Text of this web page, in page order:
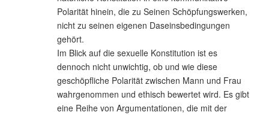
Polarität hinein, die zu Seinen Schöpfungswerken,
nicht zu seinen eigenen Daseinsbedingungen
gehört.
Im Blick auf die sexuelle Konstitution ist es
dennoch nicht unwichtig, ob und wie diese
geschöpfliche Polarität zwischen Mann und Frau
wahrgenommen und ethisch bewertet wird. Es gibt
eine Reihe von Argumentationen, die mit der